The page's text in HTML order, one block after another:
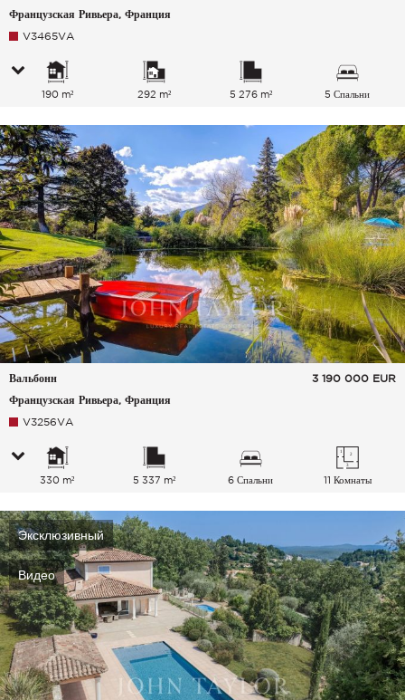
Французская Ривьера, Франция
V3465VA
190 m² 292 m² 5 276 m² 5 Спальни
Вальбонн
Французская Ривьера, Франция
3 190 000 EUR
V3256VA
330 m² 5 337 m² 6 Спальни 11 Комнаты
Эксклюзивный
Видео